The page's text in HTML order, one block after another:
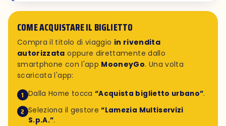
COME ACQUISTARE IL BIGLIETTO
Compra il titolo di viaggio in rivendita
autorizzata oppure direttamente dallo
smartphone con l'app MooneyGo. Una volta
scaricata l'app:
1 Dalla Home tocca “Acquista biglietto urbano”.
2 Seleziona il gestore“Lamezia Multiservizi
S.p.A.”.